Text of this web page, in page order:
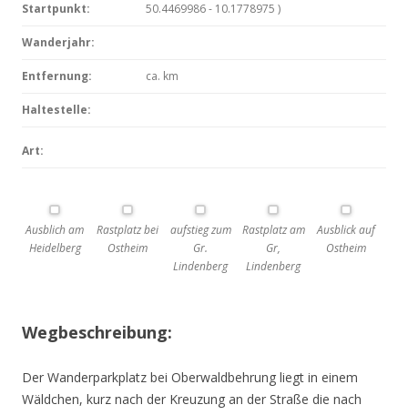
Startpunkt:
50.4469986 - 10.1778975 )
Wanderjahr:
Entfernung: ca. km
Haltestelle:
Art:
Ausblich am
Heidelberg
Rastplatz bei
Ostheim
aufstieg zum
Gr.
Lindenberg
Rastplatz am
Gr,
Lindenberg
Ausblick auf
Ostheim
Wegbeschreibung:
Der Wanderparkplatz bei Oberwaldbehrung liegt in einem
Wäldchen, kurz nach der Kreuzung an der Straße die nach